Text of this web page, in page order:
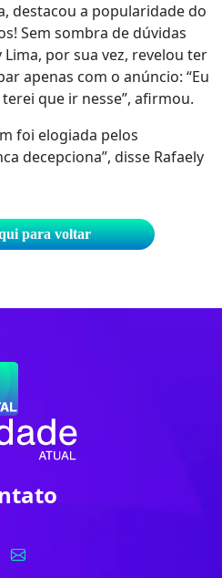
destacou a popularidade do
Sem sombra de dúvidas
por sua vez, revelou ter
apenas com o anúncio: “Eu
que ir nesse”, afirmou.
foi elogiada pelos
decepciona”, disse Rafaely
para voltar